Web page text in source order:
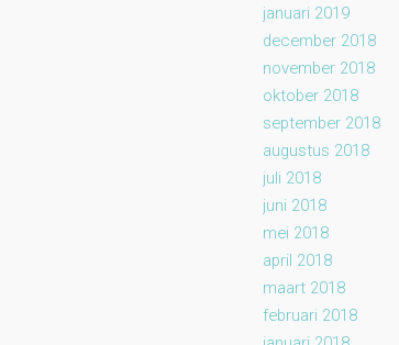
januari 2019
december 2018
november 2018
oktober 2018
september 2018
augustus 2018
juli 2018
juni 2018
mei 2018
april 2018
maart 2018
februari 2018